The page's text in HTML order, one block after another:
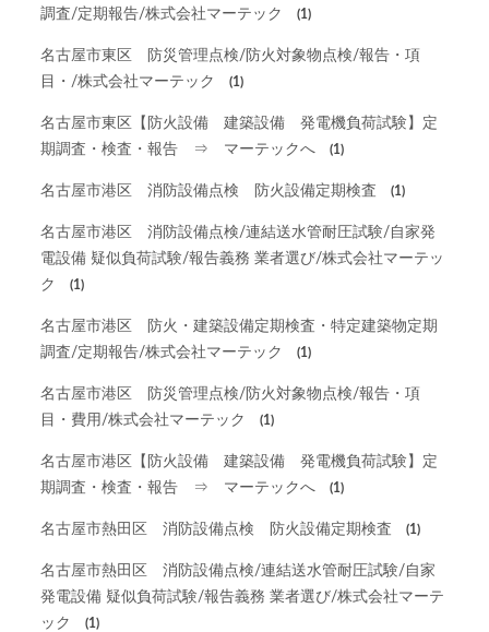
調査/定期報告/株式会社マーテック (1)
名古屋市東区 防災管理点検/防火対象物点検/報告・項
目・/株式会社マーテック
(1)
名古屋市東区【防火設備 建築設備 発電機負荷試験】定
期調査・検査・報告 ⇒ マーテックへ
(1)
名古屋市港区 消防設備点検 防火設備定期検査 (1)
名古屋市港区 消防設備点検/連結送水管耐圧試験/自家発
電設備 疑似負荷試験/報告義務 業者選び/株式会社マーテッ
ク
(1)
名古屋市港区 防火・建築設備定期検査・特定建築物定期
調査/定期報告/株式会社マーテック
(1)
名古屋市港区 防災管理点検/防火対象物点検/報告・項
目・費用/株式会社マーテック
(1)
名古屋市港区【防火設備 建築設備 発電機負荷試験】定
期調査・検査・報告 ⇒ マーテックへ
(1)
名古屋市熱田区 消防設備点検 防火設備定期検査 (1)
名古屋市熱田区 消防設備点検/連結送水管耐圧試験/自家
発電設備 疑似負荷試験/報告義務 業者選び/株式会社マーテ
ック
(1)